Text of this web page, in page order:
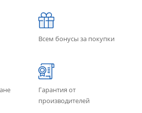
Всем бонусы за покупки
Гарантия от
производителей